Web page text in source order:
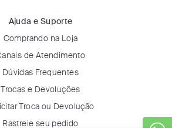
Ajuda e Suporte
Comprando na Loja
de Atendimento
Dúvidas Frequentes
Trocas e Devoluções
Troca ou Devolução
Rastreie seu pedido